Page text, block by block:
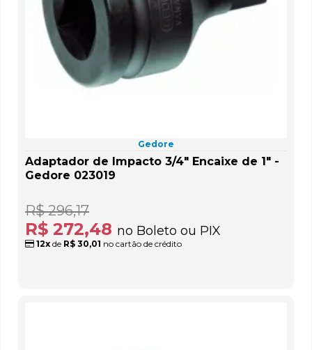
Gedore
Adaptador de Impacto 3/4" Encaixe de 1" -
Gedore 023019
R$ 272,48 no Boleto ou PIX
R$ 296,17
12x de R$ 30,01 no cartão de crédito